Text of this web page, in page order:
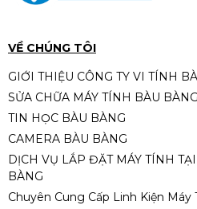
📦 Tình trạng sản
Phiên bản: TRAY
✔Hàng mới
✔Không kèm hộp
✔Không kèm tản nhiệt
Lake-S)
VỀ CHÚNG TÔI
GIỚI THIỆU CÔNG TY VI TÍNH
SỬA CHỮA MÁY TÍNH BÀU BÀNG
TIN HỌC BÀU BÀNG
CAMERA BÀU BÀNG
DỊCH VỤ LẮP ĐẶT MÁY TÍNH
BÀNG
Chuyên Cung Cấp Linh Kiện Máy